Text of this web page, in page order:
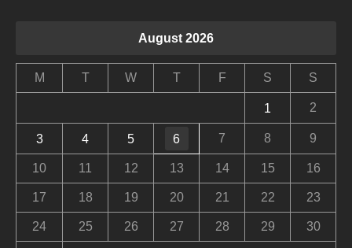
August 2026
M T W T F S S
1 2
3 4 5 6 7 8 9
10 11 12 13 14 15 16
17 18 19 20 21 22 23
24 25 26 27 28 29 30